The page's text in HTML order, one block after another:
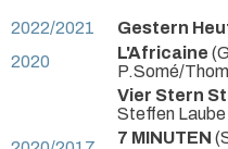
2022/2021 Gestern
2020
L'Africaine
P.Somé/
Vier Stern
Steffen Laube
7 MINUTEN